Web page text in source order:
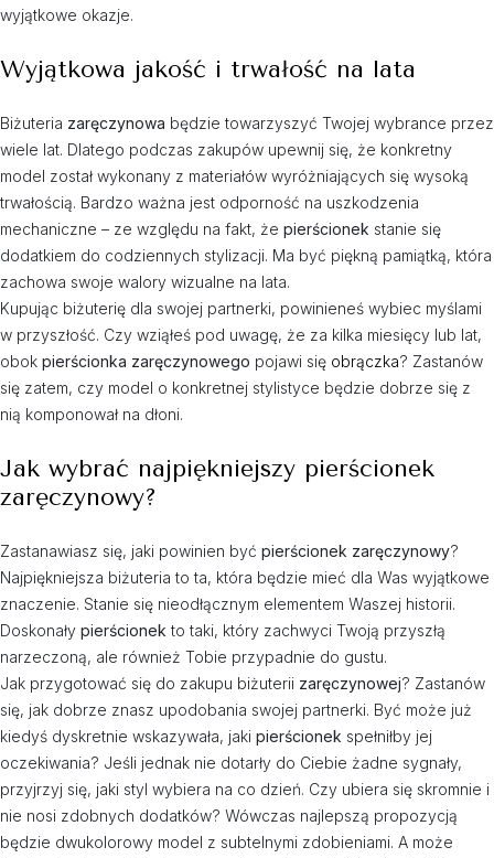
wyjątkowe okazje.
Wyjątkowa jakość i trwałość na lata
Biżuteria zaręczynowa będzie towarzyszyć Twojej wybrance przez
wiele lat. Dlatego podczas zakupów upewnij się, że konkretny
model został wykonany z materiałów wyróżniających się wysoką
trwałością. Bardzo ważna jest odporność na uszkodzenia
mechaniczne – ze względu na fakt, że pierścionek stanie się
dodatkiem do codziennych stylizacji. Ma być piękną pamiątką, która
zachowa swoje walory wizualne na lata.
Kupując biżuterię dla swojej partnerki, powinieneś wybiec myślami
w przyszłość. Czy wziąłeś pod uwagę, że za kilka miesięcy lub lat,
obok pierścionka zaręczynowego pojawi się obrączka? Zastanów
się zatem, czy model o konkretnej stylistyce będzie dobrze się z
nią komponował na dłoni.
Jak wybrać najpiękniejszy pierścionek
zaręczynowy?
Zastanawiasz się, jaki powinien być pierścionek zaręczynowy?
Najpiękniejsza biżuteria to ta, która będzie mieć dla Was wyjątkowe
znaczenie. Stanie się nieodłącznym elementem Waszej historii.
Doskonały pierścionek to taki, który zachwyci Twoją przyszłą
narzeczoną, ale również Tobie przypadnie do gustu.
Jak przygotować się do zakupu biżuterii zaręczynowej? Zastanów
się, jak dobrze znasz upodobania swojej partnerki. Być może już
kiedyś dyskretnie wskazywała, jaki pierścionek spełniłby jej
oczekiwania? Jeśli jednak nie dotarły do Ciebie żadne sygnały,
przyjrzyj się, jaki styl wybiera na co dzień. Czy ubiera się skromnie i
nie nosi zdobnych dodatków? Wówczas najlepszą propozycją
będzie dwukolorowy model z subtelnymi zdobieniami. A może